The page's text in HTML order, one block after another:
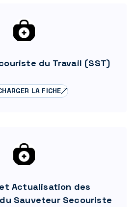
du Travail (SST)
LA FICHE
Actualisation des
Sauveteur Secouriste